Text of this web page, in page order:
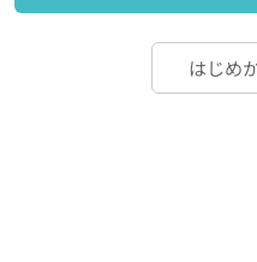
はじめ